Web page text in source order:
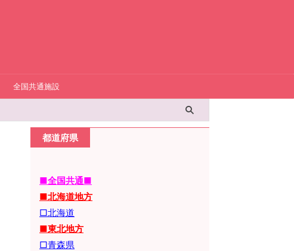
全国共通施設
都道府県
■全国共通■
■北海道地方
□北海道
■東北地方
□青森県